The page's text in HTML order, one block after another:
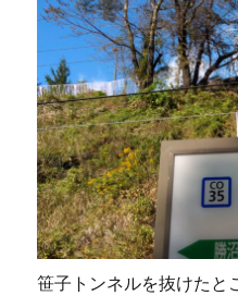
笹子トンネルを抜けたと